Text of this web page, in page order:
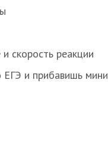
скорость реакции
и прибавишь